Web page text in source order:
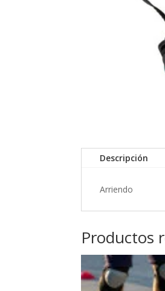
Descripción
Arriendo
Productos